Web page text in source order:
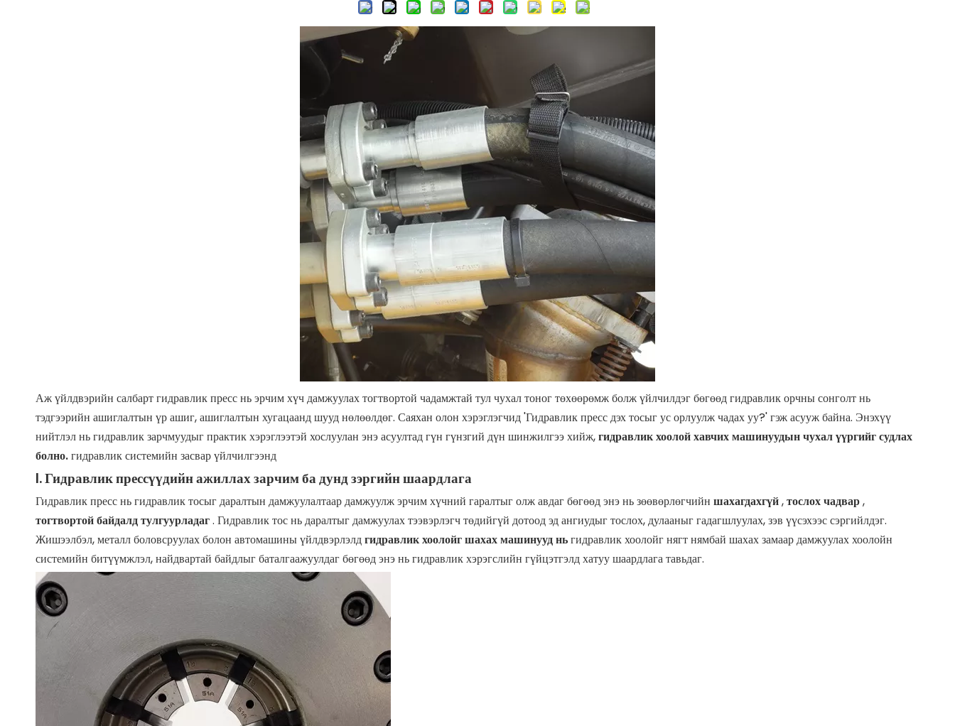
Аж үйлдвэрийн салбарт гидравлик пресс нь эрчим хүч дамжуулах тогтвортой чадамжтай тул чухал тоног төхөөрөмж болж үйлчилдэг бөгөөд гидравлик орчны сонголт нь
тэдгээрийн ашиглалтын үр ашиг, ашиглалтын хугацаанд шууд нөлөөлдөг. Саяхан олон хэрэглэгчид 'Гидравлик пресс дэх тосыг ус орлуулж чадах уу?' гэж асууж байна. Энэхүү
нийтлэл нь гидравлик зарчмуудыг практик хэрэглээтэй хослуулан энэ асуултад гүн гүнзгий дүн шинжилгээ хийж,гидравлик хоолой хавчих машинуудын чухал үүргийг судлах
болно.гидравлик системийн засвар үйлчилгээнд
I. Гидравлик прессүүдийн ажиллах зарчим ба дунд зэргийн шаардлага
Гидравлик пресс нь гидравлик тосыг даралтын дамжуулалтаар дамжуулж эрчим хүчний гаралтыг олж авдаг бөгөөд энэ нь зөөвөрлөгчийн шахагдахгүй,тослох чадвар,
тогтвортой байдалд тулгуурладаг. Гидравлик тос нь даралтыг дамжуулах тээвэрлэгч төдийгүй дотоод эд ангиудыг тослох, дулааныг гадагшлуулах, зэв үүсэхээс сэргийлдэг.
Жишээлбэл, металл боловсруулах болон автомашины үйлдвэрлэлдгидравлик хоолойг шахах машинууд ньгидравлик хоолойг нягт нямбай шахах замаар дамжуулах хоолойн
системийн битүүмжлэл, найдвартай байдлыг баталгаажуулдаг бөгөөд энэ нь гидравлик хэрэгслийн гүйцэтгэлд хатуу шаардлага тавьдаг.